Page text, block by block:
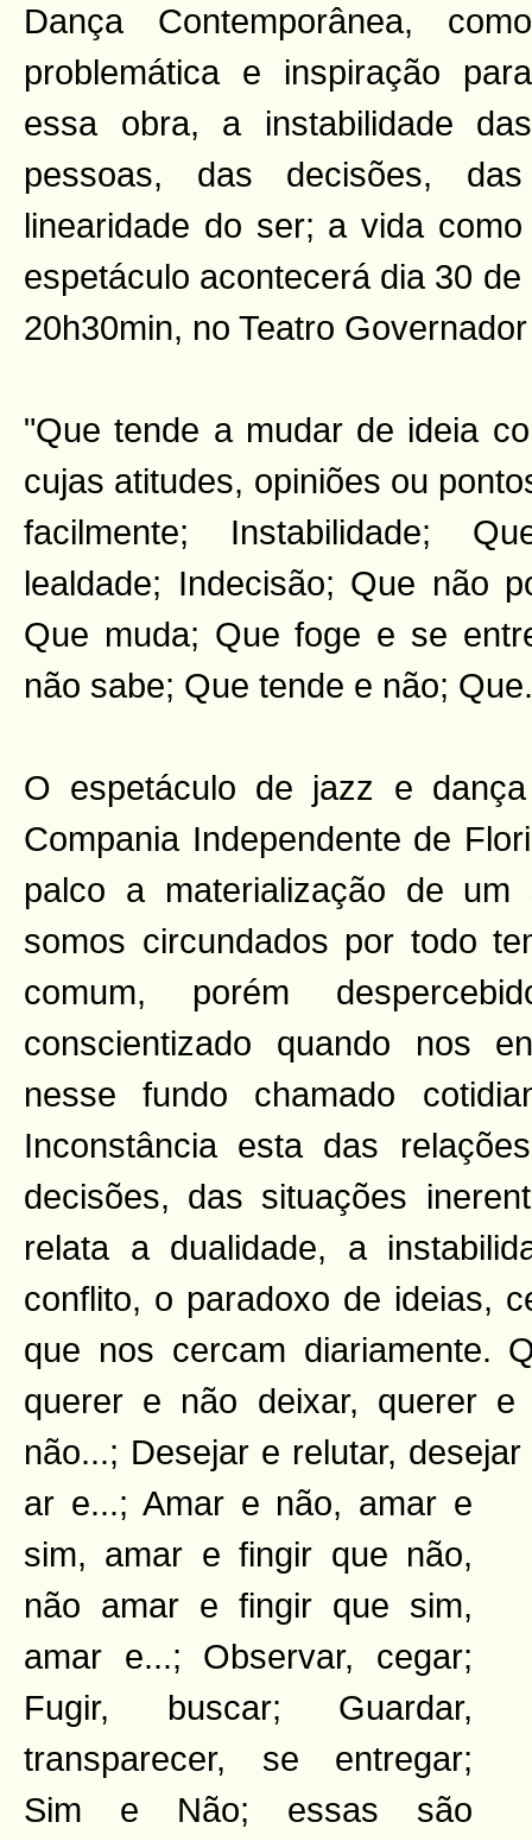
Dança Contemporânea, como
problemática e inspiração para
essa obra, a instabilidade das
pessoas, das decisões,
linearidade do ser; a vida
espetáculo acontecerá dia 30
20h30min, no Teatro
"Que tende a mudar de ideia
cujas atitudes, opiniões ou
facilmente; Instabilidade;
lealdade; Indecisão; Que não
Que muda; Que foge e se
não sabe; Que tende e não;
O espetáculo de jazz e
Compania Independente de
palco a materialização de um
somos circundados por todo
comum, porém
conscientizado quando nos
nesse fundo chamado
Inconstância esta das
decisões, das situações
relata a dualidade, a
conflito, o paradoxo de ideias,
que nos cercam diariamente.
querer e não deixar, querer
não...; Desejar e relutar,
ar e...; Amar e não, amar e
sim, amar e fingir que não,
não amar e fingir que sim,
amar e...; Observar, cegar;
Fugir, buscar; Guardar,
transparecer, se entregar;
Sim e Não; essas são